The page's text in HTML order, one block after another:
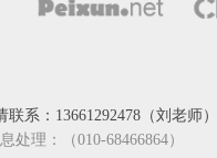
系：13661292478（刘老师）
处理：（010-68466864）